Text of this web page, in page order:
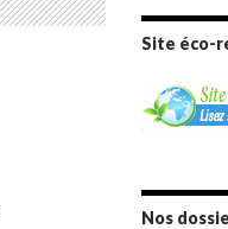
Site éco-
Nos